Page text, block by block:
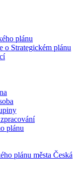
plánu
o Strategickém plánu
plánu
plánu města Česká